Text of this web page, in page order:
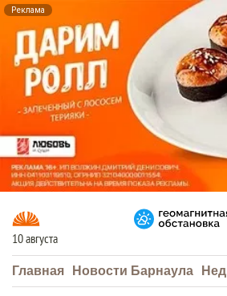
Реклама
10 августа
Главная Новости Барнаула